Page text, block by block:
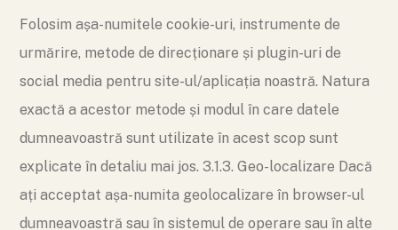
Folosim așa-numitele cookie-uri, instrumente de
urmărire, metode de direcționare și plugin-uri de
social media pentru site-ul/aplicația noastră. Natura
exactă a acestor metode și modul în care datele
dumneavoastră sunt utilizate în acest scop sunt
explicate în detaliu mai jos. 3.1.3. Geo-localizare Dacă
ați acceptat așa-numita geolocalizare în browser-ul
dumneavoastră sau în sistemul de operare sau în alte